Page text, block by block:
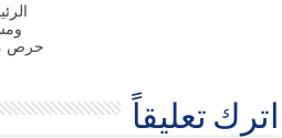
حرص
اترك تعليقاً